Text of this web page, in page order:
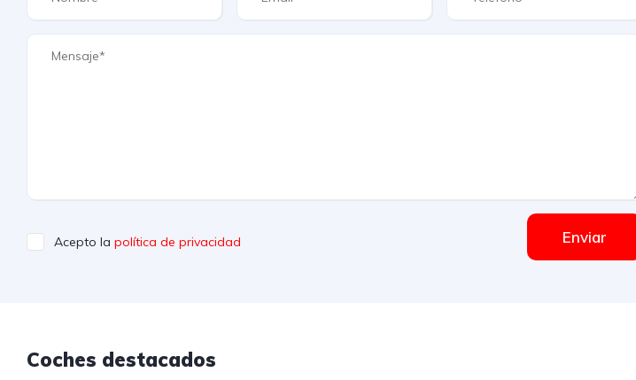
Acepto la política de privacidad Enviar
Coches destacados